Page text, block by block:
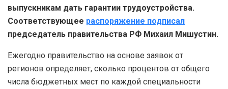
выпускникам дать гарантии трудоустройства.
Соответствующее распоряжение подписал
председатель правительства РФ Михаил Мишустин.
Ежегодно правительство на основе заявок от
регионов определяет, сколько процентов от общего
числа бюджетных мест по каждой специальности